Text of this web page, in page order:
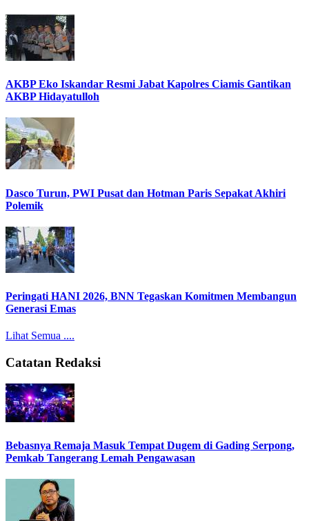
AKBP Eko Iskandar Resmi Jabat Kapolres Ciamis Gantikan
AKBP Hidayatulloh
Dasco Turun, PWI Pusat dan Hotman Paris Sepakat Akhiri
Polemik
Peringati HANI 2026, BNN Tegaskan Komitmen Membangun
Generasi Emas
Lihat Semua ....
Catatan Redaksi
Bebasnya Remaja Masuk Tempat Dugem di Gading Serpong,
Pemkab Tangerang Lemah Pengawasan